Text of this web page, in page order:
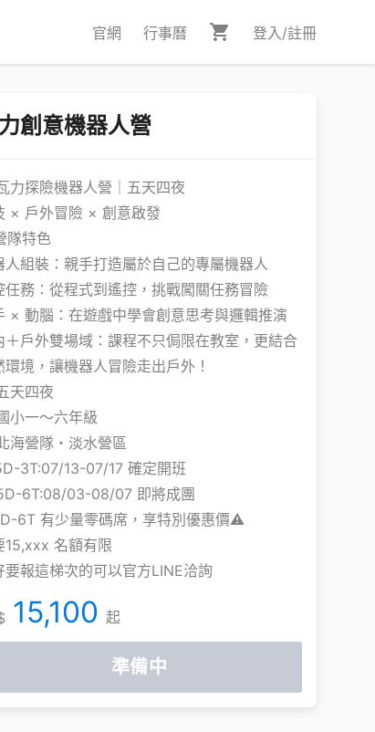
官網 行事曆 登入/註冊
創意機器人營
力探險機器人營｜五天四夜
× 戶外冒險 × 創意啟發
隊特色
人組裝：親手打造屬於自己的專屬機器人
任務：從程式到遙控，挑戰闖關任務冒險
× 動腦：在遊戲中學會創意思考與邏輯推演
＋戶外雙場域：課程不只侷限在教室，更結合
環境，讓機器人冒險走出戶外！
天四夜
小一～六年級
海營隊・淡水營區
3T:07/13-07/17 確定開班
6T:08/03-08/07 即將成團
6T 有少量零碼席，享特別優惠價⚠️
15,xxx 名額有限
要報這梯次的可以官方LINE洽詢
15,100 起
準備中